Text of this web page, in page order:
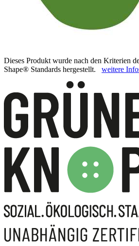
Dieses Produkt wurde nach den Kriterien
Shape® Standards hergestellt. weitere